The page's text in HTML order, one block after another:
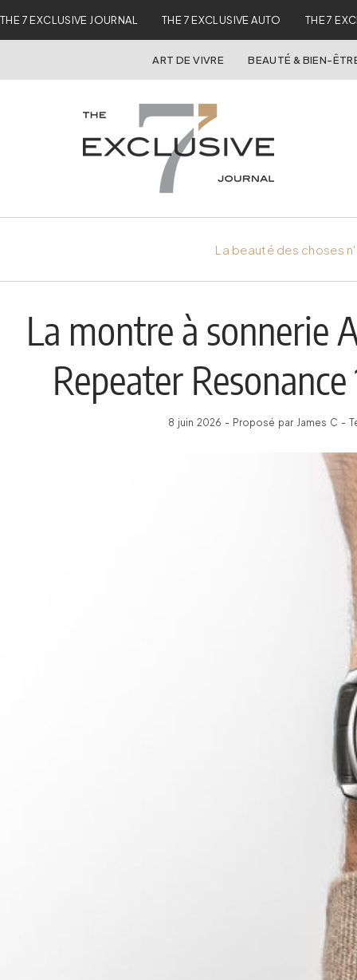
THE 7 EXCLUSIVE JOURNAL THE 7 EXCLUSIVE AUTO THE 7
ART DE VIVRE BEAUTÉ & BIEN-
La beauté des choses
La montre à sonnerie
Repeater
8 juin 2026 - Proposé par James C -